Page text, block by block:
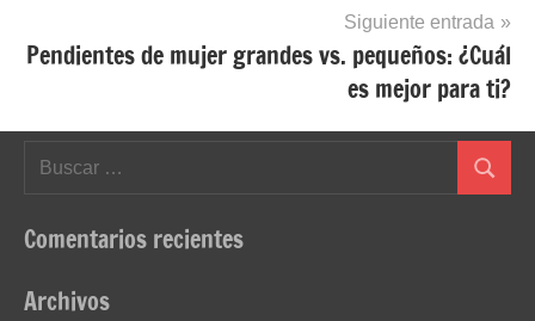
Siguiente entrada
Pendientes de mujer grandes vs. pequeños: ¿Cuál
es mejor para ti?
Buscar
Comentarios recientes
Archivos